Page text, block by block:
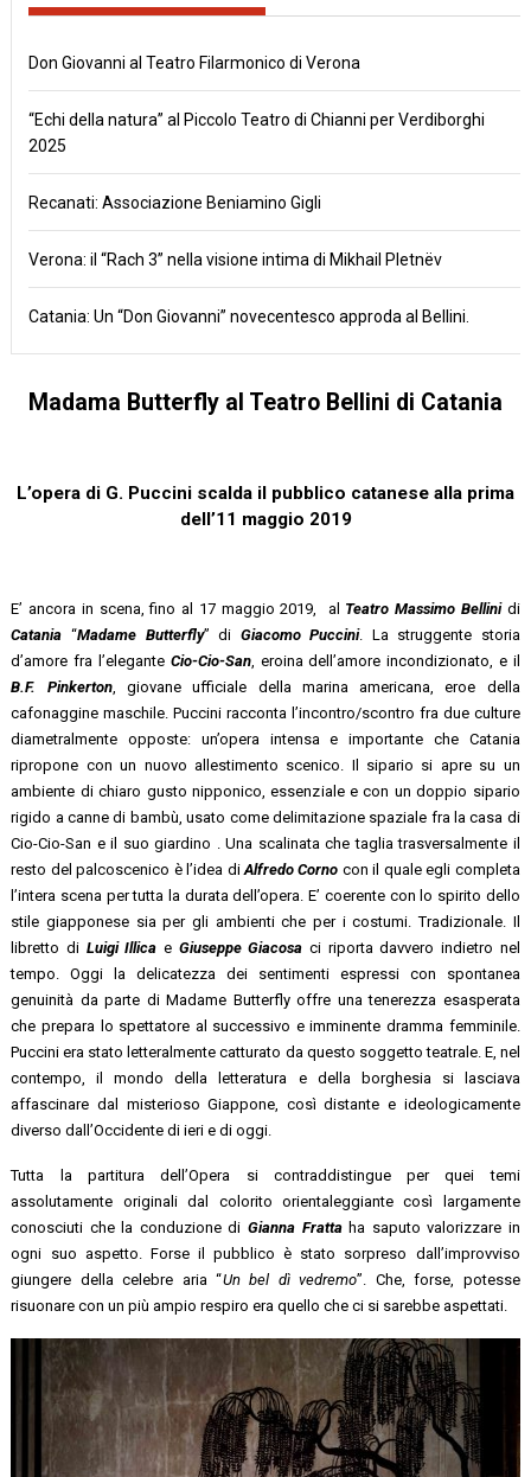
Don Giovanni al Teatro Filarmonico di Verona
“Echi della natura” al Piccolo Teatro di Chianni per Verdiborghi
2025
Recanati: Associazione Beniamino Gigli
Verona: il “Rach 3” nella visione intima di Mikhail Pletnëv
Catania: Un “Don Giovanni” novecentesco approda al Bellini.
Madama Butterfly al Teatro Bellini di Catania
L’opera di G. Puccini scalda il pubblico catanese alla prima
dell’11 maggio 2019
E’ ancora in scena, fino al 17 maggio 2019, al Teatro Massimo Bellinidi
Catania “Madame Butterfly” di Giacomo Puccini. La struggente storia
d’amore fra l’elegante Cio-Cio-San, eroina dell’amore incondizionato, e il
B.F. Pinkerton, giovane ufficiale della marina americana, eroe della
cafonaggine maschile. Puccini racconta l’incontro/scontro fra due culture
diametralmente opposte: un’opera intensa e importante che Catania
ripropone con un nuovo allestimento scenico. Il sipario si apre su un
ambiente di chiaro gusto nipponico, essenziale e con un doppio sipario
rigido a canne di bambù, usato come delimitazione spaziale fra la casa di
Cio-Cio-San e il suo giardino . Una scalinata che taglia trasversalmente il
resto del palcoscenico è l’idea di Alfredo Corno con il quale egli completa
l’intera scena per tutta la durata dell’opera. E’ coerente con lo spirito dello
stile giapponese sia per gli ambienti che per i costumi. Tradizionale. Il
libretto di Luigi Illica e Giuseppe Giacosa ci riporta davvero indietro nel
tempo. Oggi la delicatezza dei sentimenti espressi con spontanea
genuinità da parte di Madame Butterfly offre una tenerezza esasperata
che prepara lo spettatore al successivo e imminente dramma femminile.
Puccini era stato letteralmente catturato da questo soggetto teatrale. E, nel
contempo, il mondo della letteratura e della borghesia si lasciava
affascinare dal misterioso Giappone, così distante e ideologicamente
diverso dall’Occidente di ieri e di oggi.
Tutta la partitura dell’Opera si contraddistingue per quei temi
assolutamente originali dal colorito orientaleggiante così largamente
conosciuti che la conduzione di Gianna Frattaha saputo valorizzare in
ogni suo aspetto. Forse il pubblico è stato sorpreso dall’improvviso
giungere della celebre aria “Un bel dì vedremo”. Che, forse, potesse
risuonare con un più ampio respiro era quello che ci si sarebbe aspettati.